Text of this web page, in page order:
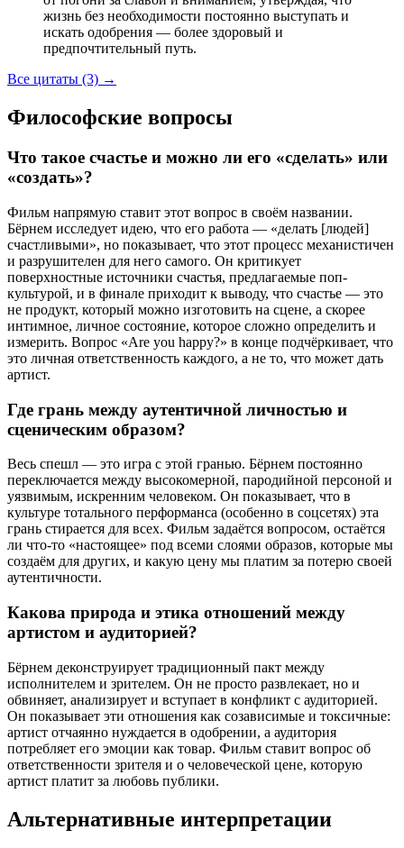
жизнь без необходимости постоянно выступать и
искать одобрения — более здоровый и
предпочтительный путь.
Все цитаты (3) →
Философские вопросы
Что такое счастье и можно ли его «сделать» или
«создать»?
Фильм напрямую ставит этот вопрос в своём названии.
Бёрнем исследует идею, что его работа — «делать [людей]
счастливыми», но показывает, что этот процесс механистичен
и разрушителен для него самого. Он критикует
поверхностные источники счастья, предлагаемые поп-
культурой, и в финале приходит к выводу, что счастье — это
не продукт, который можно изготовить на сцене, а скорее
интимное, личное состояние, которое сложно определить и
измерить. Вопрос «Are you happy?» в конце подчёркивает, что
это личная ответственность каждого, а не то, что может дать
артист.
Где грань между аутентичной личностью и
сценическим образом?
Весь спешл — это игра с этой гранью. Бёрнем постоянно
переключается между высокомерной, пародийной персоной и
уязвимым, искренним человеком. Он показывает, что в
культуре тотального перформанса (особенно в соцсетях) эта
грань стирается для всех. Фильм задаётся вопросом, остаётся
ли что-то «настоящее» под всеми слоями образов, которые мы
создаём для других, и какую цену мы платим за потерю своей
аутентичности.
Какова природа и этика отношений между
артистом и аудиторией?
Бёрнем деконструирует традиционный пакт между
исполнителем и зрителем. Он не просто развлекает, но и
обвиняет, анализирует и вступает в конфликт с аудиторией.
Он показывает эти отношения как созависимые и токсичные:
артист отчаянно нуждается в одобрении, а аудитория
потребляет его эмоции как товар. Фильм ставит вопрос об
ответственности зрителя и о человеческой цене, которую
артист платит за любовь публики.
Альтернативные интерпретации